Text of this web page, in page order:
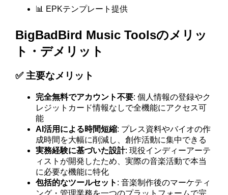
📊 EPKテンプレート提供
BigBadBird Music Toolsのメリッ
ト・デメリット
✅ 主要なメリット
完全無料でアカウント不要: 個人情報の登録やク
レジットカード情報なしで全機能にアクセス可
能
AI活用による時間短縮: プレス資料やバイオの作
成時間を大幅に削減し、創作活動に集中できる
実務経験に基づいた設計: 現役インディーアーテ
ィストが開発したため、実際の音楽活動で本当
に必要な機能に特化
包括的なツールセット : 音楽制作後のマーケティ